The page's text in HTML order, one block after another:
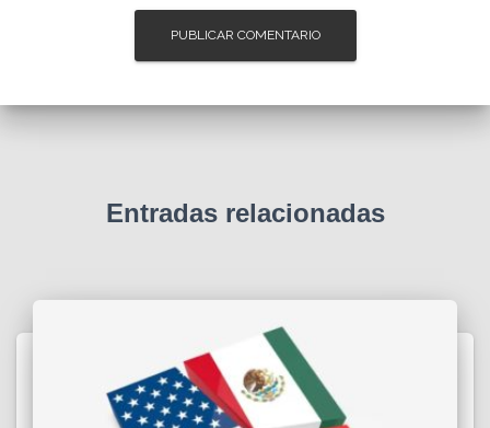
Entradas relacionadas